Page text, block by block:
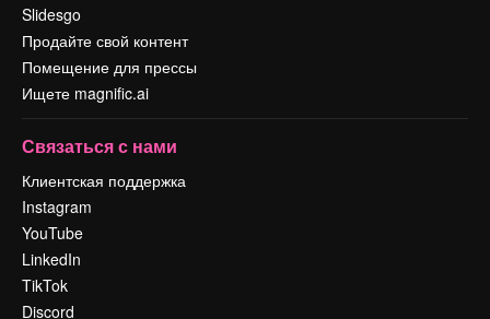
Slidesgo
Продайте свой контент
Помещение для прессы
Ищете magnific.ai
Связаться с нами
Клиентская поддержка
Instagram
YouTube
LinkedIn
TikTok
Discord